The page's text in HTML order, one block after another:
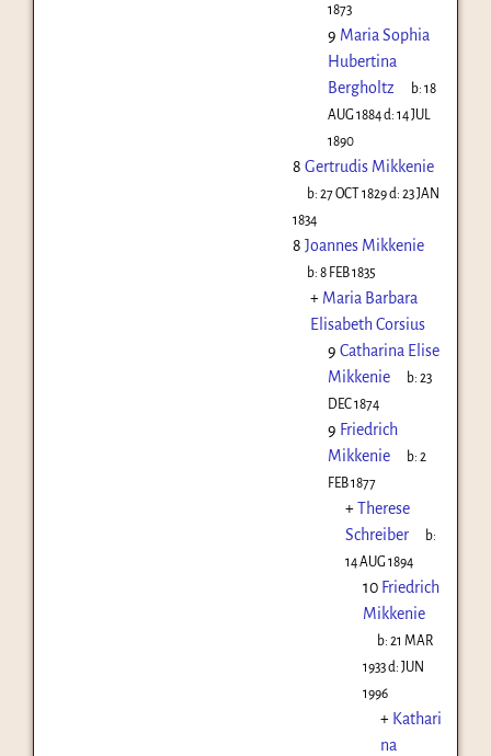
1873
9 Maria Sophia
Hubertina
Bergholtz
b:18
AUG 1884d: 14 JUL
1890
8 Gertrudis Mikkenie
b:27 OCT 1829d:23 JAN
1834
8 Joannes Mikkenie
b:8 FEB 1835
+ Maria Barbara
Elisabeth Corsius
9 Catharina Elise
Mikkenie
b:23
DEC 1874
9 Friedrich
Mikkenie
b:2
FEB 1877
+Therese
Schreiber
b:
14 AUG 1894
10 Friedrich
Mikkenie
b:21 MAR
1933d: JUN
1996
+ Kathari
na